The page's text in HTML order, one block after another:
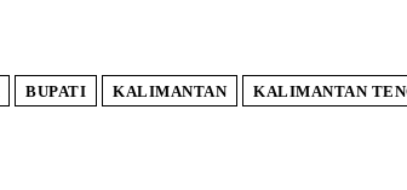
BUPATI KALIMANTAN KALIMANTAN